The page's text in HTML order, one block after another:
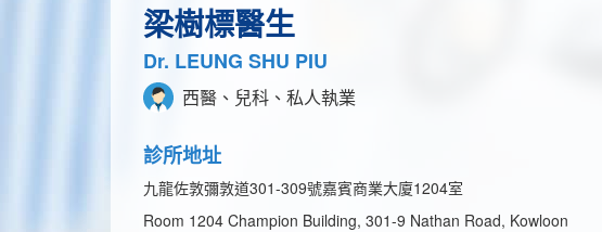
梁樹標醫生
Dr. LEUNG SHU PIU
西醫、兒科、私人執業
診所地址
九龍佐敦彌敦道301-309號嘉賓商業大廈1204室
Room 1204 Champion Building, 301-9 Nathan Road, Kowloon